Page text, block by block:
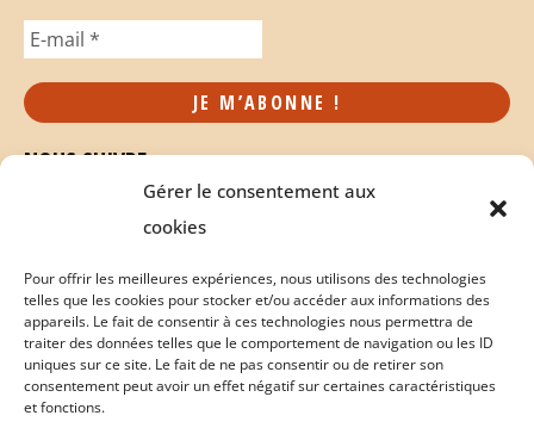
Gérer le consentement aux
cookies
Pour offrir les meilleures expériences, nous utilisons des technologies
telles que les cookies pour stocker et/ou accéder aux informations des
appareils. Le fait de consentir à ces technologies nous permettra de
traiter des données telles que le comportement de navigation ou les ID
uniques sur ce site. Le fait de ne pas consentir ou de retirer son
consentement peut avoir un effet négatif sur certaines caractéristiques
et fonctions.
NOUS SUIVRE